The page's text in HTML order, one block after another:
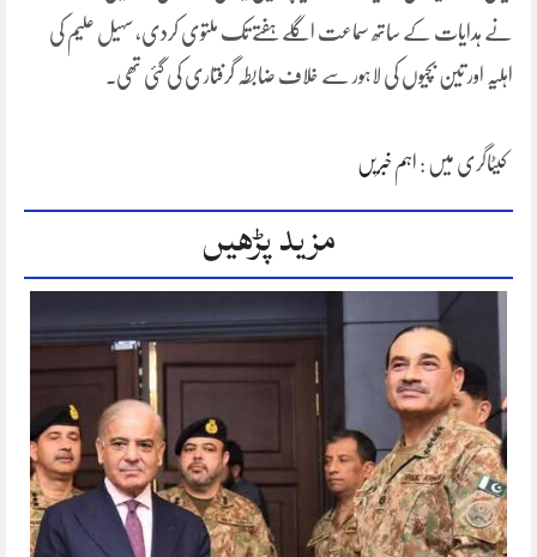
نے ہدایات کے ساتھ سماعت اگلے ہفتے تک ملتوی کردی، سہیل علیم کی
اہلیہ اور تین بچیوں کی لاہور سے خلاف ضابطہ گرفتاری کی گئی تھی۔
کیٹاگری میں : اہم خبریں
مزید پڑھیں